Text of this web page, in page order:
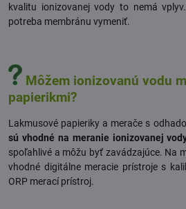
kvalitu ionizovanej vody to nemá
potreba membránu vymeniť.
Môžem ionizovanú vodu
papierikmi?
Lakmusové papieriky a merače s
sú vhodné na meranie ionizovanej
spoľahlivé a môžu byť zavádzajúce. Na
vhodné digitálne meracie prístroje s
ORP merací prístroj.